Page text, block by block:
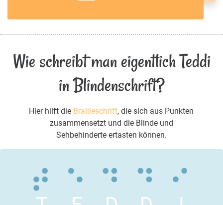
Wie schreibt man eigentlich Teddi
in Blindenschrift?
Hier hilft die Brailleschrift, die sich aus Punkten
zusammensetzt und die Blinde und
Sehbehinderte ertasten können.